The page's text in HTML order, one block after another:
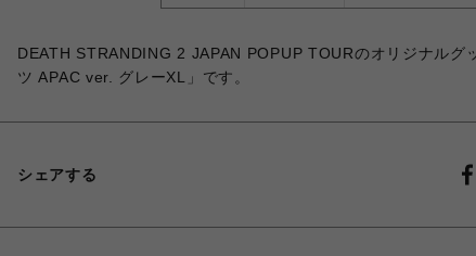
DEATH STRANDING 2 JAPAN POPUP TOURのオリジナルグ
ツ APAC ver. グレーXL」です。
シェアする